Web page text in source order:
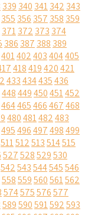
339 340 341342 343
355 356 357 358 359
371372 373 374
386 387 388 389
401402403404405
418419420421
433434435436
448449450451452
464465466467468
480481482483
495496497498499
511512513514515
527528529530
542543544545546
558559560561562
574575576577
589590591592593